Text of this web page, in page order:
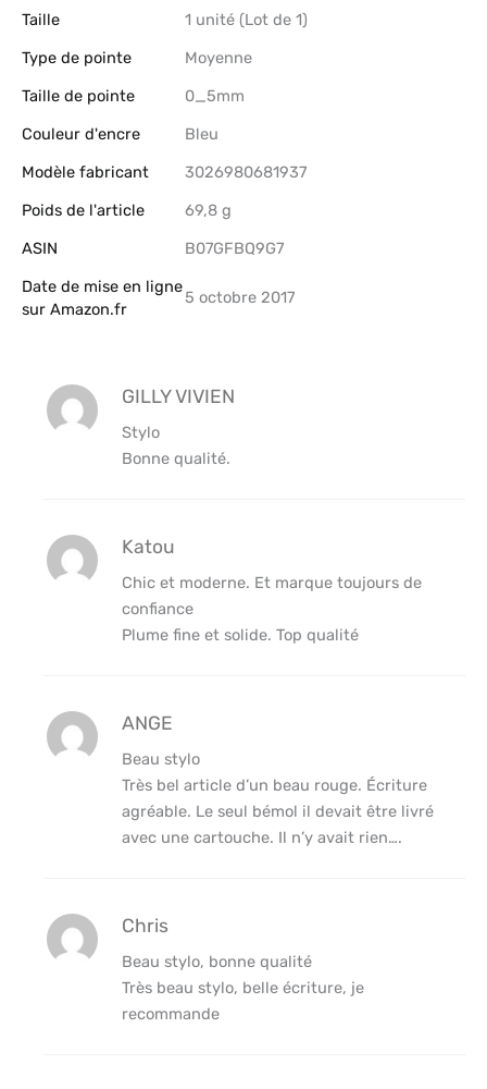
Taille
‎1 unité (Lot de 1)
Type de pointe
‎Moyenne
Taille de pointe
‎0_5mm
Couleur d'encre
‎Bleu
Modèle fabricant
‎3026980681937
Poids de l'article
‎69,8 g
ASIN
B07GFBQ9G7
Date de mise en ligne
sur Amazon.fr
5 octobre 2017
GILLY VIVIEN
Stylo
Bonne qualité.
Katou
Chic et moderne. Et marque toujours de
confiance
Plume fine et solide. Top qualité
ANGE
Beau stylo
Très bel article d’un beau rouge. Écriture
agréable. Le seul bémol il devait être livré
avec une cartouche. Il n’y avait rien….
Chris
Beau stylo, bonne qualité
Très beau stylo, belle écriture, je
recommande